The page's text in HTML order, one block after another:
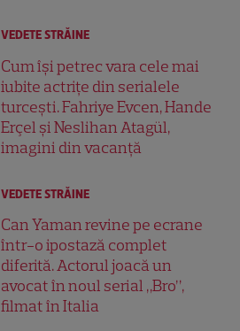
VEDETE STRĂINE
Cum își petrec vara cele mai
iubite actrițe din serialele
turcești. Fahriye Evcen, Hande
Erçel și Neslihan Atagül,
imagini din vacanță
VEDETE STRĂINE
Can Yaman revine pe ecrane
într-o ipostază complet
diferită. Actorul joacă un
avocat în noul serial „Bro”,
filmat în Italia